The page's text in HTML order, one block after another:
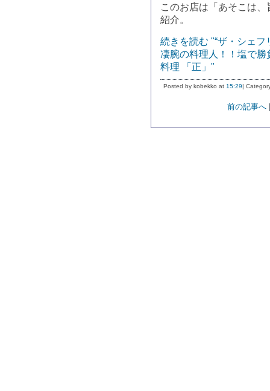
このお店は「あそこは
紹介。
続きを読む "“ザ・シェ
凄腕の料理人！！塩で
料理 「正」"
Posted by kobekko at 15:29|
前の記事へ